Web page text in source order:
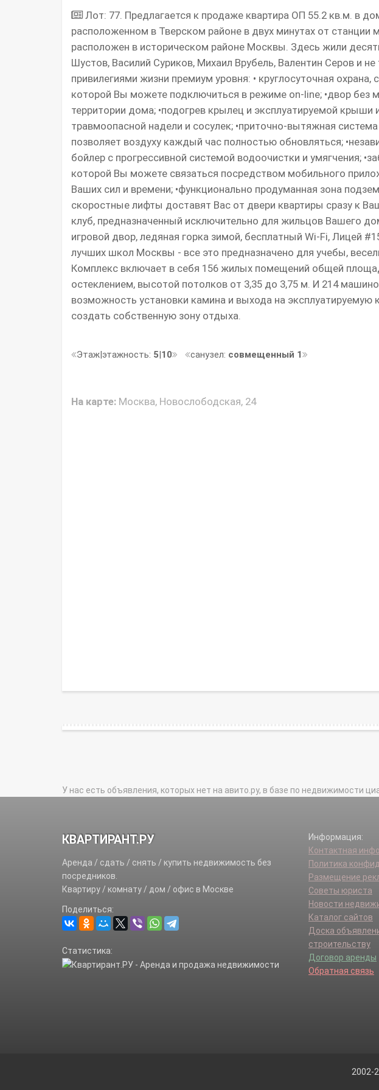
Лот: 77. Предлагается к продаже квартира ОП 55.2 кв.м. в
расположенном в Тверском районе в двух минутах от
расположен в историческом районе Москвы. Здесь жили
Шустов, Василий Суриков, Михаил Врубель, Валентин Серов и
привилегиями жизни премиум уровня: • круглосуточная
которой Вы можете подключиться в режиме on-line; •двор без
территории дома; •подогрев крылец и эксплуатируемой крыши
травмоопасной надели и сосулек; •приточно-вытяжная
позволяет воздуху каждый час полностью обновляться;
бойлер с прогрессивной системой водоочистки и умягчения;
которой Вы можете связаться посредством мобильного
Ваших сил и времени; •функционально продуманная зона
скоростные лифты доставят Вас от двери квартиры сразу к
клуб, предназначенный исключительно для жильцов Вашего
игровой двор, ледяная горка зимой, бесплатный Wi-Fi, Лицей
лучших школ Москвы - все это предназначено для учебы,
Комплекс включает в себя 156 жилых помещений общей
остеклением, высотой потолков от 3,35 до 3,75 м. И 214
возможность установки камина и выхода на
создать собственную зону отдыха.
Этаж|этажность: 5|10 санузел: совмещенный 1
На карте: Москва, Новослободская, 24
У нас есть объявления, которых нет на авито.ру, в базе по недвижимости
КВАРТИРАНТ.РУ
Аренда / сдать / снять / купить недвижимость без
посредников.
Квартиру / комнату / дом / офис в Москве
Поделиться:
Статистика:
Информация:
Контактная
Политика
Размещение
Советы юриста
Новости
Каталог сайтов
Доска
строительству
Договор аренды
Обратная связь
2002-